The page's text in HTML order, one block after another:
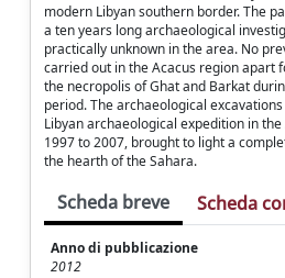
modern Libyan southern border. The
a ten years long archaeological
practically unknown in the area. No
carried out in the Acacus region apart
the necropolis of Ghat and Barkat
period. The archaeological
Libyan archaeological expedition in
1997 to 2007, brought to light a
the hearth of the Sahara.
Scheda breve Scheda
Anno di pubblicazione
2012